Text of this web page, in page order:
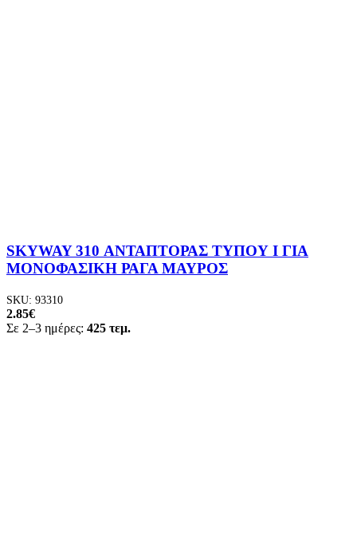
SKYWAY 310 ΑΝΤΑΠΤΟΡΑΣ ΤΥΠΟΥ Ι ΓΙΑ
ΜΟΝΟΦΑΣΙΚΗ ΡΑΓΑ ΜΑΥΡΟΣ
SKU: 93310
2.85€
Σε 2–3 ημέρες: 425 τεμ.